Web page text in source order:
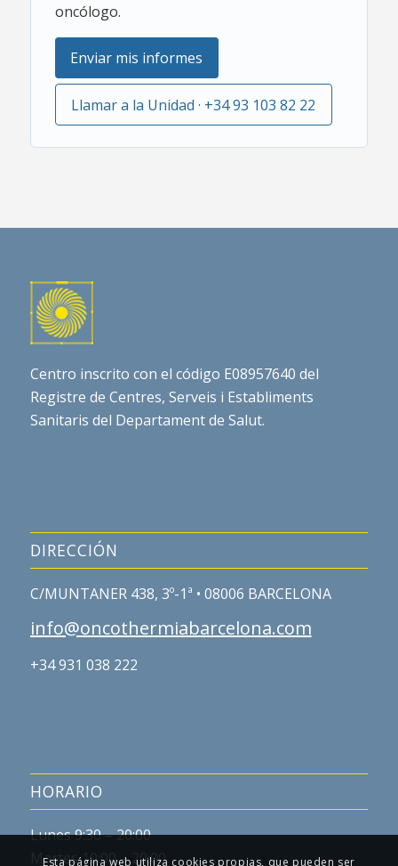
oncólogo.
Enviar mis informes
Llamar a la Unidad · +34 93 103 82 22
Centro inscrito con el código E08957640 del
Registre de Centres, Serveis i Establiments
Sanitaris del Departament de Salut.
DIRECCIÓN
C/MUNTANER 438, 3º-1ª • 08006 BARCELONA
info@oncothermiabarcelona.com
+34 931 038 222
HORARIO
Lunes 9:30 – 20:00
Martes 10:00 – 20:00
Esta página web utiliza cookies propias, que pueden ser